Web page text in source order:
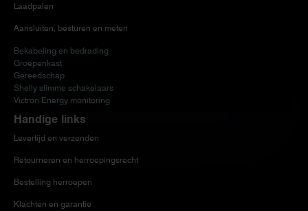
Laadpalen
Aansluiten, besturen en meten
Bekabeling en bedrading
Groepenkast
Gereedschap
Shelly slimme schakelaars
Victron Energy monitoring
Handige links
Levertijd en verzenden
Retourneren en herroepingsrecht
Bestelling herroepen
Klachten en garantie